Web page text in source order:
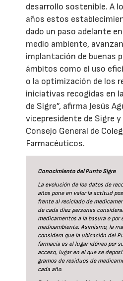
desarrollo sostenible. A
años estos
dado un paso adelante
medio ambiente,
implantación de buenas
ámbitos como el uso
o la optimización de los
iniciativas recogidas en
de Sigre”, afirma Jesús
vicepresidente de Sigre
Consejo General de
Farmacéuticos.
Conocimiento del Punto Sigre
La evolución de los datos de
años pone en valor la actitud
frente al reciclado de
de cada diez personas
medicamentos a la basura o por
medioambiente. Asimismo, la
considera que la ubicación del
farmacia es el lugar idóneo por
acceso, lugar en el que se
gramos de residuos de
cada año.